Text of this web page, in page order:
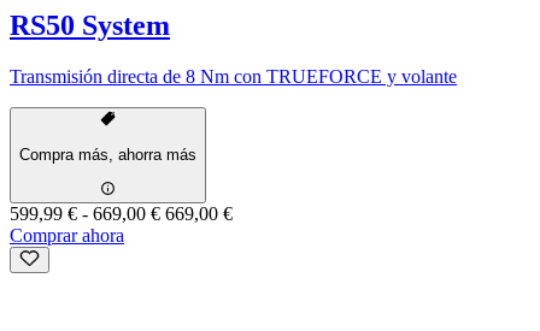
RS50 System
Transmisión directa de 8 Nm con TRUEFORCE y volante
Compra más, ahorra más
599,99 € - 669,00 € 669,00 €
Comprar ahora